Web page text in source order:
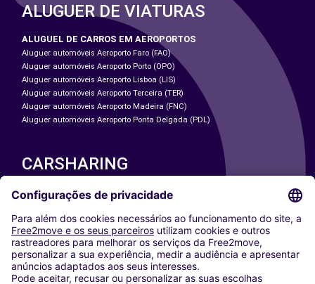
ALUGUER DE VIATURAS
ALUGUEL DE CARROS EM AEROPORTOS
Aluguer automóveis Aeroporto Faro (FAO)
Aluguer automóveis Aeroporto Porto (OPO)
Aluguer automóveis Aeroporto Lisboa (LIS)
Aluguer automóveis Aeroporto Terceira (TER)
Aluguer automóveis Aeroporto Madeira (FNC)
Aluguer automóveis Aeroporto Ponta Delgada (PDL)
CARSHARING
NOSSAS CIDADES
Washington DC
Milan
Rome
Turin
Vienna